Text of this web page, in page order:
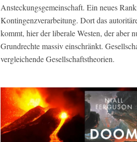
Ansteckungsgemeinschaft. Ein neues
Kontingenzverarbeitung. Dort das
kommt, hier der liberale Westen, der aber
Grundrechte massiv einschränkt.
vergleichende Gesellschaftstheorien.